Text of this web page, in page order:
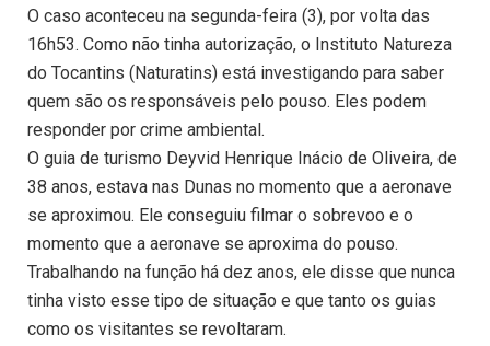
O caso aconteceu na segunda-feira (3), por volta das
16h53. Como não tinha autorização, o Instituto Natureza
do Tocantins (Naturatins) está investigando para saber
quem são os responsáveis pelo pouso. Eles podem
responder por crime ambiental.
O guia de turismo Deyvid Henrique Inácio de Oliveira, de
38 anos, estava nas Dunas no momento que a aeronave
se aproximou. Ele conseguiu filmar o sobrevoo e o
momento que a aeronave se aproxima do pouso.
Trabalhando na função há dez anos, ele disse que nunca
tinha visto esse tipo de situação e que tanto os guias
como os visitantes se revoltaram.